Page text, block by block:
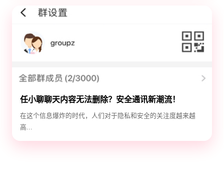
任小聊聊天内容无法删除？安全通讯新潮流！
在这个信息爆炸的时代，人们对于隐私和安全的关注度越来越
高...